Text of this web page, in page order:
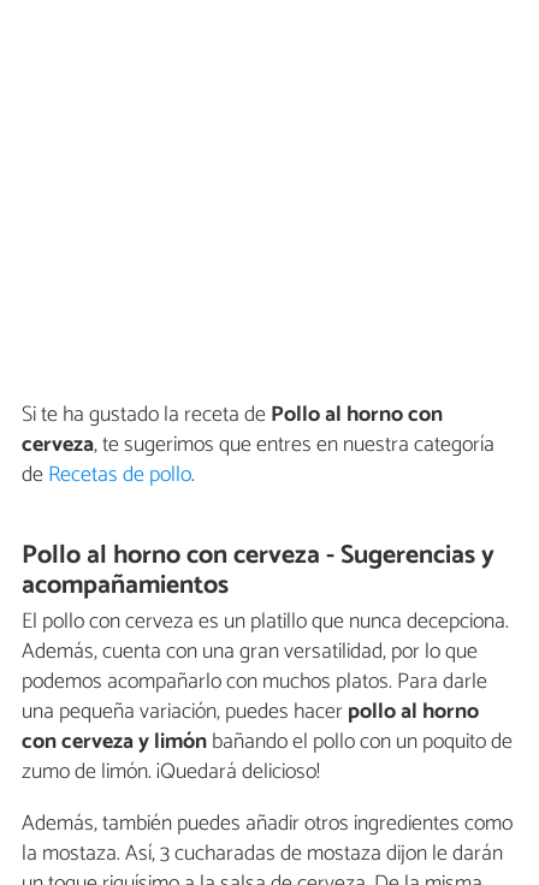
Si te ha gustado la receta dePollo al horno con
cerveza, te sugerimos que entres en nuestra categoría
deRecetas de pollo.
Pollo al horno con cerveza - Sugerencias y
acompañamientos
El pollo con cerveza es un platillo que nunca decepciona.
Además, cuenta con una gran versatilidad, por lo que
podemos acompañarlo con muchos platos. Para darle
una pequeña variación, puedes hacerpollo al horno
con cerveza y limónbañando el pollo con un poquito de
zumo de limón. ¡Quedará delicioso!
Además, también puedes añadir otros ingredientes como
la mostaza. Así, 3 cucharadas de mostaza dijon le darán